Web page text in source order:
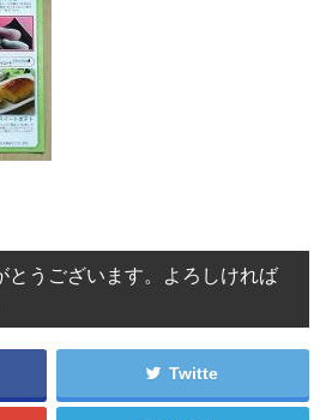
とうございます。よろしければ
Twitte